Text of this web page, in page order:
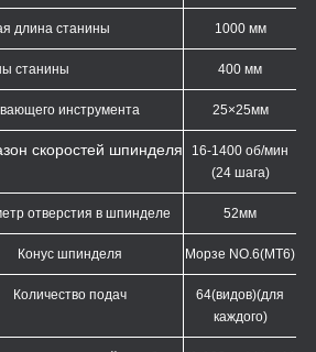
длина станины 1000 мм
станины 400 мм
инструмента 25×25мм
скоростей шпинделя
16-1400 об/мин
(24 шага)
отверстия в шпинделе 52мм
Конус шпинделя Морзе NO.6(MT6)
Количество подач 64(видов)(для
каждого)